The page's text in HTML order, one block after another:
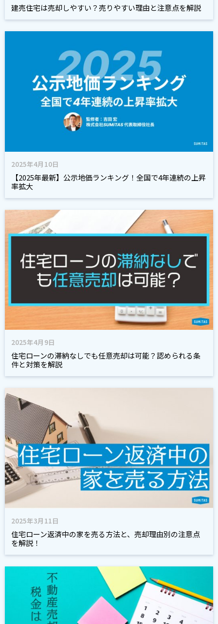
建売住宅は売却しやすい？売りやすい理由と注意点を解説
2025年4月10日
【2025年最新】公示地価ランキング！全国で4年連続の上昇
率拡大
2025年4月9日
住宅ローンの滞納なしでも任意売却は可能？認められる条
件と対策を解説
2025年3月11日
住宅ローン返済中の家を売る方法と、売却理由別の注意点
を解説！